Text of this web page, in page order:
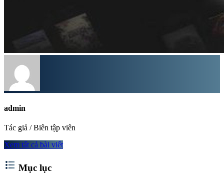
admin
Tác giả / Biên tập viên
Xem tất cả bài viết
format_list_bulleted Mục lục